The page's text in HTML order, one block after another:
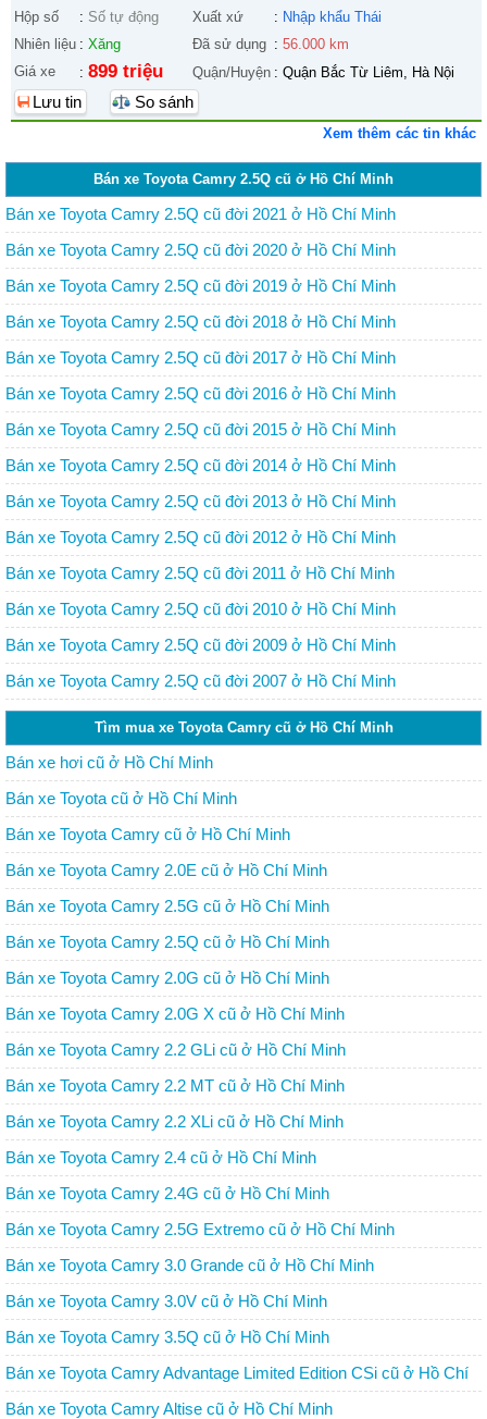
Hộp số : Số tự động Xuất xứ : Nhập khẩu Thái
Nhiên liệu : Xăng Đã sử dụng : 56.000 km
Giá xe
: 899 triệu Quận/Huyện : Quận Bắc Từ Liêm, Hà Nội
Lưu tin So sánh
Xem thêm các tin khác
Bán xe Toyota Camry 2.5Q cũ ở Hồ Chí Minh
Bán xe Toyota Camry 2.5Q cũ đời 2021 ở Hồ Chí Minh
Bán xe Toyota Camry 2.5Q cũ đời 2020 ở Hồ Chí Minh
Bán xe Toyota Camry 2.5Q cũ đời 2019 ở Hồ Chí Minh
Bán xe Toyota Camry 2.5Q cũ đời 2018 ở Hồ Chí Minh
Bán xe Toyota Camry 2.5Q cũ đời 2017 ở Hồ Chí Minh
Bán xe Toyota Camry 2.5Q cũ đời 2016 ở Hồ Chí Minh
Bán xe Toyota Camry 2.5Q cũ đời 2015 ở Hồ Chí Minh
Bán xe Toyota Camry 2.5Q cũ đời 2014 ở Hồ Chí Minh
Bán xe Toyota Camry 2.5Q cũ đời 2013 ở Hồ Chí Minh
Bán xe Toyota Camry 2.5Q cũ đời 2012 ở Hồ Chí Minh
Bán xe Toyota Camry 2.5Q cũ đời 2011 ở Hồ Chí Minh
Bán xe Toyota Camry 2.5Q cũ đời 2010 ở Hồ Chí Minh
Bán xe Toyota Camry 2.5Q cũ đời 2009 ở Hồ Chí Minh
Bán xe Toyota Camry 2.5Q cũ đời 2007 ở Hồ Chí Minh
Tìm mua xe Toyota Camry cũ ở Hồ Chí Minh
Bán xe hơi cũ ở Hồ Chí Minh
Bán xe Toyota cũ ở Hồ Chí Minh
Bán xe Toyota Camry cũ ở Hồ Chí Minh
Bán xe Toyota Camry 2.0E cũ ở Hồ Chí Minh
Bán xe Toyota Camry 2.5G cũ ở Hồ Chí Minh
Bán xe Toyota Camry 2.5Q cũ ở Hồ Chí Minh
Bán xe Toyota Camry 2.0G cũ ở Hồ Chí Minh
Bán xe Toyota Camry 2.0G X cũ ở Hồ Chí Minh
Bán xe Toyota Camry 2.2 GLi cũ ở Hồ Chí Minh
Bán xe Toyota Camry 2.2 MT cũ ở Hồ Chí Minh
Bán xe Toyota Camry 2.2 XLi cũ ở Hồ Chí Minh
Bán xe Toyota Camry 2.4 cũ ở Hồ Chí Minh
Bán xe Toyota Camry 2.4G cũ ở Hồ Chí Minh
Bán xe Toyota Camry 2.5G Extremo cũ ở Hồ Chí Minh
Bán xe Toyota Camry 3.0 Grande cũ ở Hồ Chí Minh
Bán xe Toyota Camry 3.0V cũ ở Hồ Chí Minh
Bán xe Toyota Camry 3.5Q cũ ở Hồ Chí Minh
Bán xe Toyota Camry Advantage Limited Edition CSi cũ ở Hồ Chí
Minh
Bán xe Toyota Camry Altise cũ ở Hồ Chí Minh